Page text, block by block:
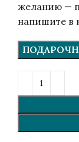
желанию —
напишите в